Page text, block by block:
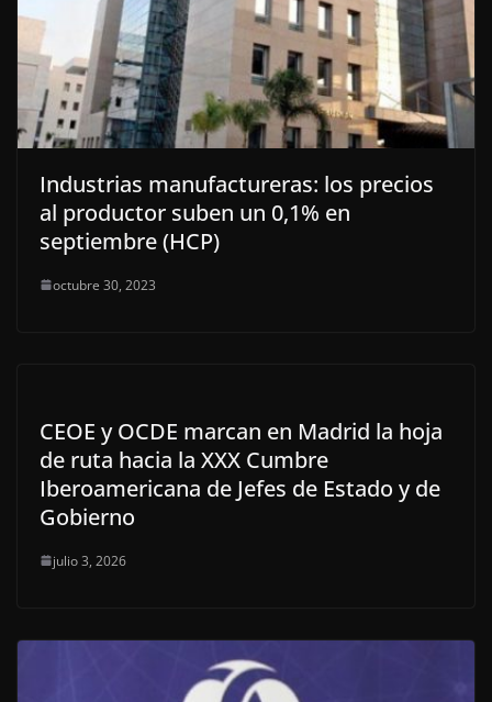
Industrias manufactureras: los precios
al productor suben un 0,1% en
septiembre (HCP)
octubre 30, 2023
CEOE y OCDE marcan en Madrid la hoja
de ruta hacia la XXX Cumbre
Iberoamericana de Jefes de Estado y de
Gobierno
julio 3, 2026